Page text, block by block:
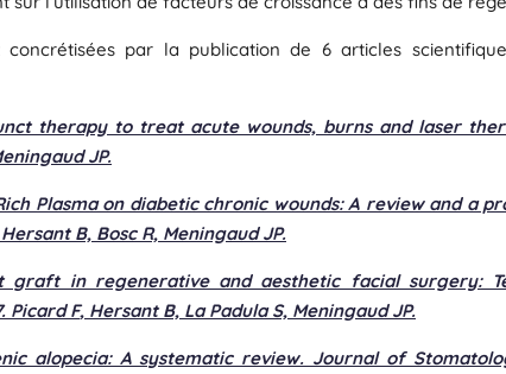
par la publication de 6 articles
therapy to treat acute wounds, burns and laser
JP.
Plasma on diabetic chronic wounds: A review and a
B, Bosc R, Meningaud JP.
graft in regenerative and aesthetic facial surgery:
Picard F, Hersant B, La Padula S, Meningaud JP.
alopecia: A systematic review. Journal of